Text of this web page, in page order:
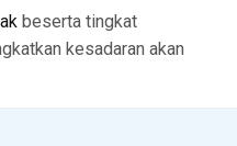
beserta tingkat
kesadaran akan